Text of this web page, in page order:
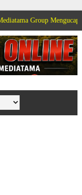
Mengucapkan